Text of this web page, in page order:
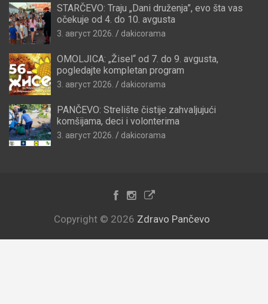
STARČEVO: Traju „Dani druženja”, evo šta vas
očekuje od 4. do 10. avgusta
3. август 2026. dakicorama
OMOLJICA: „Žisel“ od 7. do 9. avgusta,
pogledajte kompletan program
3. август 2026. dakicorama
PANČEVO: Strelište čistije zahvaljujući
komšijama, deci i volonterima
3. август 2026. dakicorama
Copyright © 2026 Zdravo Pančevo